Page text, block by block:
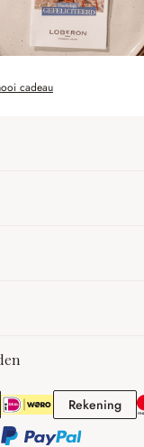
cadeau
Rekening